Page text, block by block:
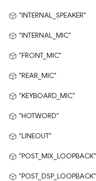
"INTERNAL_SPEAKER"
"INTERNAL_MIC"
"FRONT_MIC"
"REAR_MIC"
"KEYBOARD_MIC"
"HOTWORD"
"LINEOUT"
"POST_MIX_LOOPBACK"
"POST_DSP_LOOPBACK"